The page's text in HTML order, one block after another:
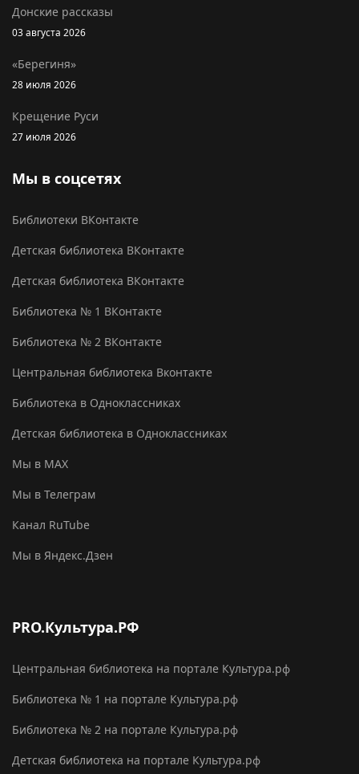
Донские рассказы
03 августа 2026
«Берегиня»
28 июля 2026
Крещение Руси
27 июля 2026
Мы в соцсетях
Библиотеки ВКонтакте
Детская библиотека ВКонтакте
Детская библиотека ВКонтакте
Библиотека № 1 ВКонтакте
Библиотека № 2 ВКонтакте
Центральная библиотека Вконтакте
Библиотека в Одноклассниках
Детская библиотека в Одноклассниках
Мы в MAX
Мы в Телеграм
Канал RuTube
Мы в Яндекс.Дзен
PRO.Культура.РФ
Центральная библиотека на портале Культура.рф
Библиотека № 1 на портале Культура.рф
Библиотека № 2 на портале Культура.рф
Детская библиотека на портале Культура.рф